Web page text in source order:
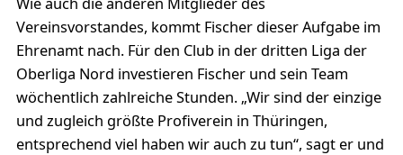
Vereinsvorstandes, kommt Fischer dieser Aufgabe im
Ehrenamt nach. Für den Club in der dritten Liga der
Oberliga Nord investieren Fischer und sein Team
wöchentlich zahlreiche Stunden. „Wir sind der einzige
und zugleich größte Profiverein in Thüringen,
entsprechend viel haben wir auch zu tun“, sagt er und